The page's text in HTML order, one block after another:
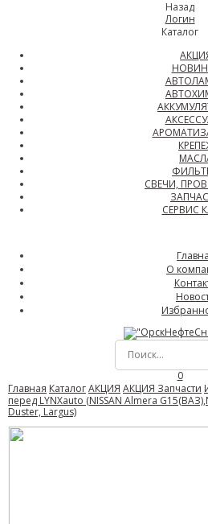
Назад
Логин
Каталог
СВЕЧИ,
СЕРВИС
О
0
Главная КаталогАКЦИЯ АКЦИЯ Запчасти
перед LYNXauto (NISSAN Almera
Duster, Largus)